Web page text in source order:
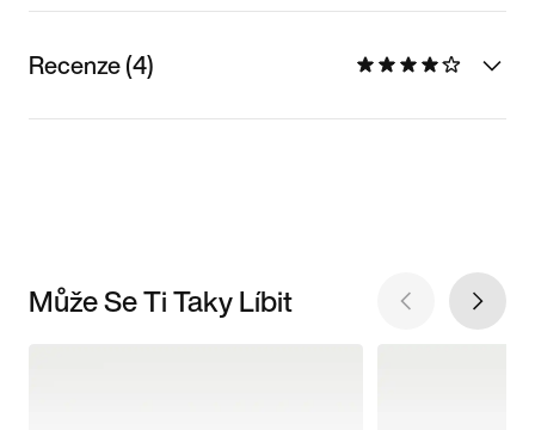
Recenze (4)
Může Se Ti Taky Líbit